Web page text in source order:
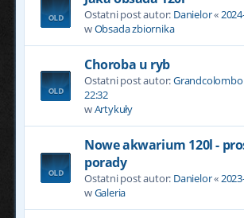
Ostatni post autor: Danielor«
wObsada zbiornika
Choroba u ryb
Ostatni post autor:Grandcolombo
22:32
wArtykuły
Nowe akwarium 120l -
porady
Ostatni post autor: Danielor«
wGaleria